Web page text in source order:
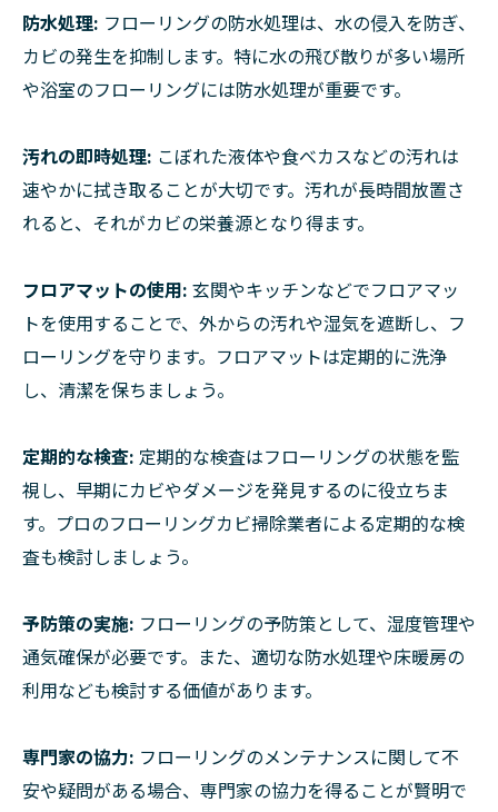
防水処理: フローリングの防水処理は、水の侵入を防ぎ、
カビの発生を抑制します。特に水の飛び散りが多い場所
や浴室のフローリングには防水処理が重要です。
汚れの即時処理: こぼれた液体や食べカスなどの汚れは
速やかに拭き取ることが大切です。汚れが長時間放置さ
れると、それがカビの栄養源となり得ます。
フロアマットの使用: 玄関やキッチンなどでフロアマッ
トを使用することで、外からの汚れや湿気を遮断し、フ
ローリングを守ります。フロアマットは定期的に洗浄
し、清潔を保ちましょう。
定期的な検査: 定期的な検査はフローリングの状態を監
視し、早期にカビやダメージを発見するのに役立ちま
す。プロのフローリングカビ掃除業者による定期的な検
査も検討しましょう。
予防策の実施: フローリングの予防策として、湿度管理や
通気確保が必要です。また、適切な防水処理や床暖房の
利用なども検討する価値があります。
専門家の協力: フローリングのメンテナンスに関して不
安や疑問がある場合、専門家の協力を得ることが賢明で